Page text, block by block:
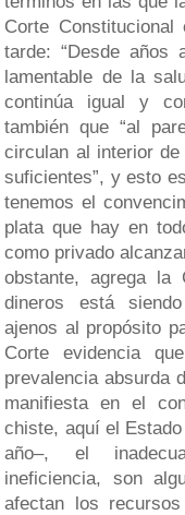
Corte
tarde: “Desde años
lamentable de la
continúa igual y
también que “al
circulan al interior
suficientes”, y esto
tenemos el
plata que hay en
como privado
obstante, agrega la
dineros está
ajenos al propósito
Corte evidencia
prevalencia absurda
manifiesta en el
chiste, aquí el
año–, el
ineficiencia, son
afectan los